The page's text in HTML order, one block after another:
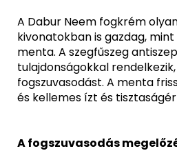
A Dabur Neem fogkrém
kivonatokban is gazdag, mint
menta. A szegfűszeg
tulajdonságokkal
fogszuvasodást. A menta
és kellemes ízt és
A fogszuvasodás